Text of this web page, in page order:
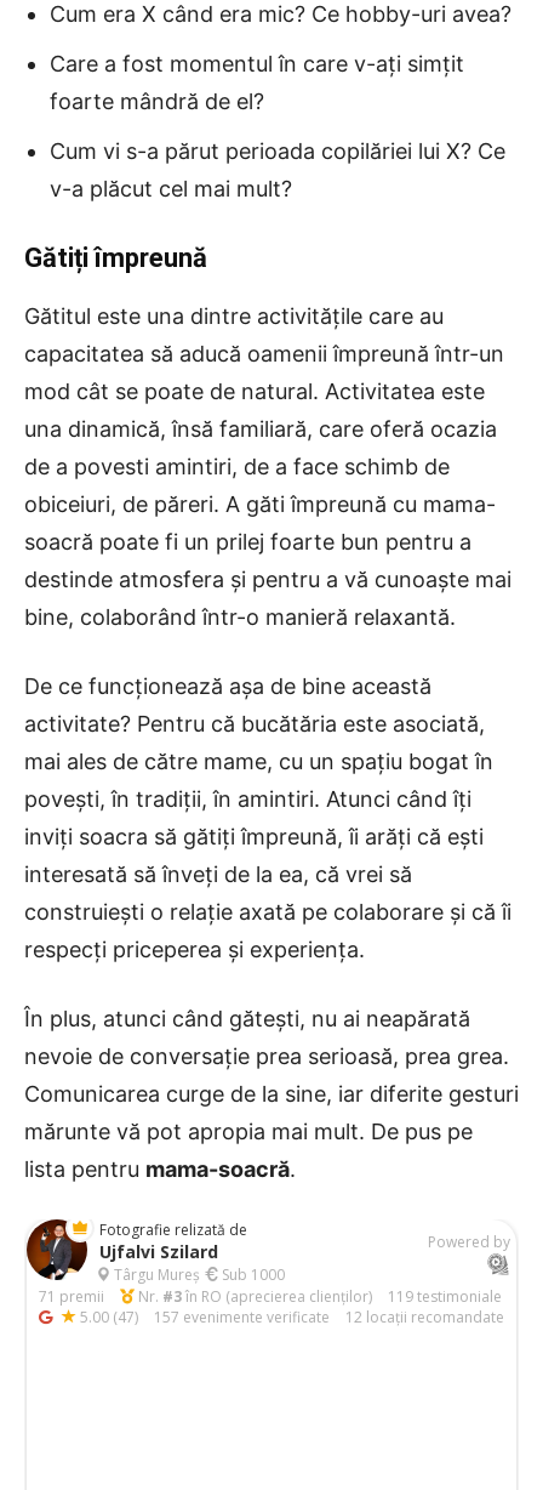
Cum era X când era mic? Ce hobby-uri avea?
Care a fost momentul în care v-ați simțit
foarte mândră de el?
Cum vi s-a părut perioada copilăriei lui X? Ce
v-a plăcut cel mai mult?
Gătiți împreună
Gătitul este una dintre activitățile care au
capacitatea să aducă oamenii împreună într-un
mod cât se poate de natural. Activitatea este
una dinamică, însă familiară, care oferă ocazia
de a povesti amintiri, de a face schimb de
obiceiuri, de păreri. A găti împreună cu mama-
soacră poate fi un prilej foarte bun pentru a
destinde atmosfera și pentru a vă cunoaște mai
bine, colaborând într-o manieră relaxantă.
De ce funcționează așa de bine această
activitate? Pentru că bucătăria este asociată,
mai ales de către mame, cu un spațiu bogat în
povești, în tradiții, în amintiri. Atunci când îți
inviți soacra să gătiți împreună, îi arăți că ești
interesată să înveți de la ea, că vrei să
construiești o relație axată pe colaborare și că îi
respecți priceperea și experiența.
În plus, atunci când gătești, nu ai neapărată
nevoie de conversație prea serioasă, prea grea.
Comunicarea curge de la sine, iar diferite gesturi
mărunte vă pot apropia mai mult. De pus pe
lista pentru mama-soacră.